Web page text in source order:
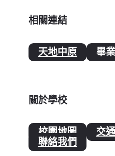
相關連結
天地中原 畢
關於學校
校園地圖 交
聯絡我們